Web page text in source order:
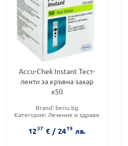
Accu-Chek Instant Тест-
ленти за кръвна захар
х50
Brand: benu.bg
Категория: Лечение и здраве
ленти
1237 € / 2419 лв.